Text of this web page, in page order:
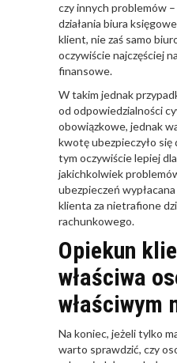
czy innych problemów
działania biura
klient, nie zaś samo
oczywiście najczęściej
finansowe.
W takim jednak
od odpowiedzialności
obowiązkowe, jednak
kwotę ubezpieczyło się
tym oczywiście lepiej
jakichkolwiek
ubezpieczeń
klienta za nietrafione
rachunkowego.
Opiekun
właściwa
właściwym
Na koniec, jeżeli tylko
warto sprawdzić, czy